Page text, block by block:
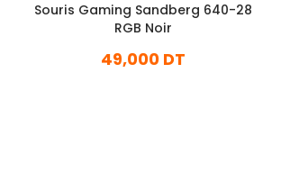
Souris Gaming Sandberg 640-28
RGB Noir
49,000 DT